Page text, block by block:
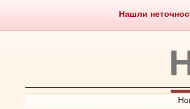
Нашли